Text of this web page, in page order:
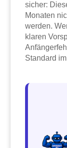
sicher:
Monaten
werden.
klaren
Standard